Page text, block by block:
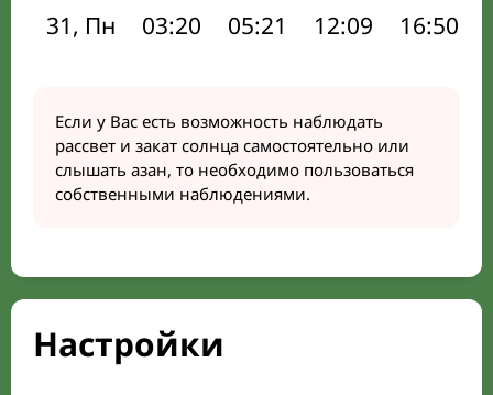
31, Пн
03:20 05:21 12:09 16:50
Если у Вас есть возможность наблюдать
рассвет и закат солнца самостоятельно или
слышать азан, то необходимо пользоваться
собственными наблюдениями.
Настройки